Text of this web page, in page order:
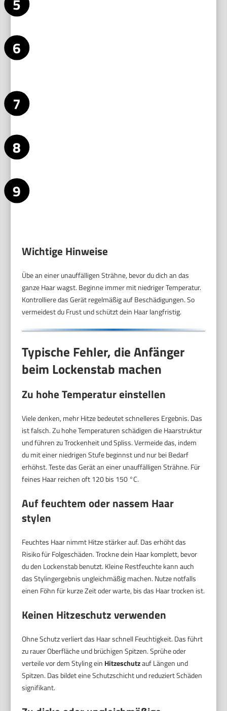
Halte Abstand zum Haaransatz. Beginne etwa zwei bis drei
Zentimeter vom Ansatz entfernt. So vermeidest du
Wickle die Strähne vorsichtig um den Barrel. Bei einem Stab
mit Klemme fixierst du die Strähne kurz in der Klemme und
Behalte die Einwirkzeit im Blick. Fünf bis zehn Sekunden
reichen meist aus. Verlängere die Zeit nur, wenn die Locke
Lass die Locke auskühlen, bevor du sie anfasst. Fixiere sie
notfalls mit einer Klammer während des Abkühlens.
Styling und Fixierung abschließen. Kämme oder finger-ruff
die Locken auf die gewünschte Form. Sprühe leichtes
Wichtige Hinweise
Übe an einer unauffälligen Strähne, bevor du dich an das
ganze Haar wagst. Beginne immer mit niedriger Temperatur.
Kontrolliere das Gerät regelmäßig auf Beschädigungen. So
vermeidest du Frust und schützt dein Haar langfristig.
Typische Fehler, die Anfänger
beim Lockenstab machen
Zu hohe Temperatur einstellen
Viele denken, mehr Hitze bedeutet schnelleres Ergebnis. Das
ist falsch. Zu hohe Temperaturen schädigen die Haarstruktur
und führen zu Trockenheit und Spliss. Vermeide das, indem
du mit einer niedrigen Stufe beginnst und nur bei Bedarf
erhöhst. Teste das Gerät an einer unauffälligen Strähne. Für
feines Haar reichen oft 120 bis 150 °C.
Auf feuchtem oder nassem Haar
stylen
Feuchtes Haar nimmt Hitze stärker auf. Das erhöht das
Risiko für Folgeschäden. Trockne dein Haar komplett, bevor
du den Lockenstab benutzt. Kleine Restfeuchte kann auch
das Stylingergebnis ungleichmäßig machen. Nutze notfalls
einen Föhn für kurze Zeit oder warte, bis das Haar trocken ist.
Keinen Hitzeschutz verwenden
Ohne Schutz verliert das Haar schnell Feuchtigkeit. Das führt
zu rauer Oberfläche und brüchigen Spitzen. Sprühe oder
verteile vor dem Styling ein Hitzeschutzauf Längen und
Spitzen. Das bildet eine Schutzschicht und reduziert Schäden
signifikant.